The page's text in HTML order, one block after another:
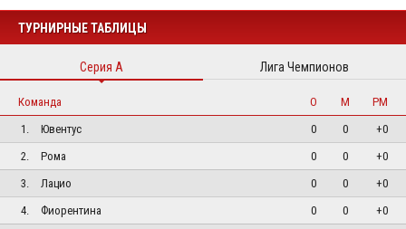
ТУРНИРНЫЕ ТАБЛИЦЫ
Серия А Лига Чемпионов
Команда О М
РМ
1.
Ювентус 0 0
+0
2.
Рома 0 0
+0
3.
Лацио 0 0
+0
4.
Фиорентина 0 0
+0